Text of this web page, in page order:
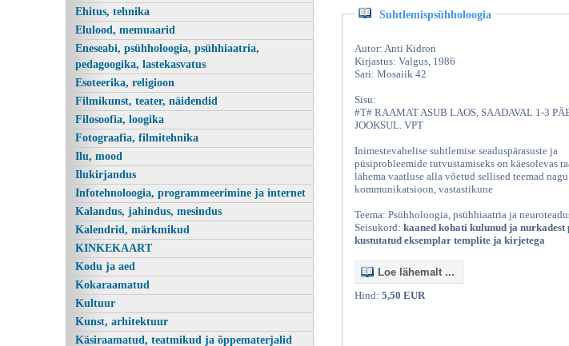
Ehitus, tehnika
Elulood, memuaarid
Eneseabi, psühholoogia, psühhiaatria,
pedagoogika, lastekasvatus
Esoteerika, religioon
Filmikunst, teater, näidendid
Filosoofia, loogika
Fotograafia, filmitehnika
Ilu, mood
Ilukirjandus
Infotehnoloogia, programmeerimine ja internet
Kalandus, jahindus, mesindus
Kalendrid, märkmikud
KINKEKAART
Kodu ja aed
Kokaraamatud
Kultuur
Kunst, arhitektuur
Käsiraamatud, teatmikud ja õppematerjalid
Suhtlemispsühholoogia
Autor: Anti Kidron
Kirjastus: Valgus, 1986
Sari: Mosaiik 42
Sisu:
#T# RAAMAT ASUB LAOS, SAADAVAL 1-3
JOOKSUL. VPT
Inimestevahelise suhtlemise seaduspärasuste ja
püsiprobleemide tutvustamiseks on käesolevas
lähema vaatluse alla võetud sellised teemad nagu
kommunikatsioon, vastastikune
Teema: Psühholoogia, psühhiaatria ja
Seisukord: kaaned kohati kulunud ja
kustutatud eksemplar templite ja kirjetega
Loe lähemalt ...
Hind: 5,50 EUR